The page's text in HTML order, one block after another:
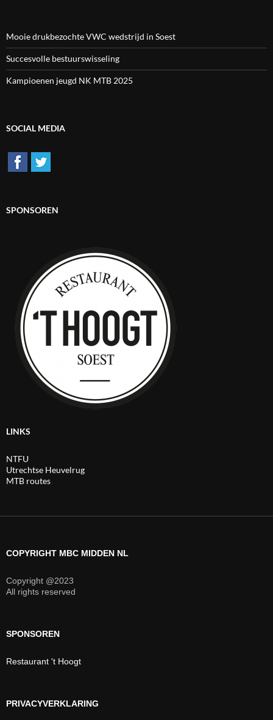
Mooie drukbezochte VWC wedstrijd in Soest
Succesvolle bestuurswisseling
Kampioenen jeugd NK MTB 2025
SOCIAL MEDIA
SPONSOREN
LINKS
NTFU
Utrechtse Heuvelrug
MTB routes
COPYRIGHT MBC MIDDEN NL
Copyright @2023
All rights reserved
SPONSOREN
Restaurant 't Hoogt
PRIVACYVERKLARING